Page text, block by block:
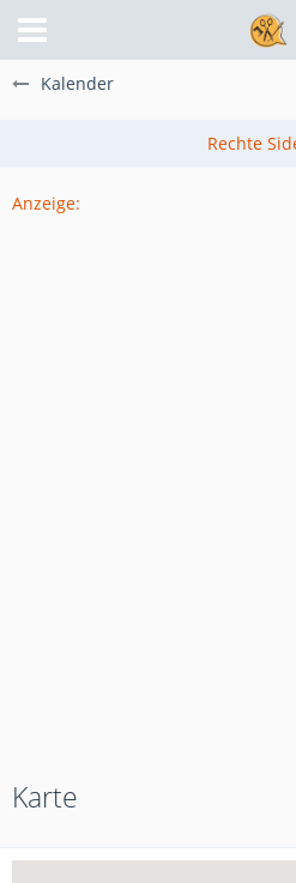
Kalender
Anzeige:
Karte